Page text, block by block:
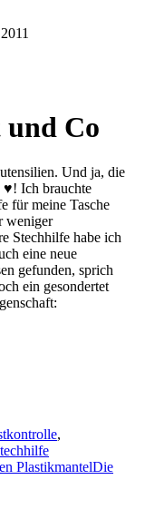
Co
Und ja, die
Ich brauchte
für meine Tasche
weniger
Stechhilfe habe ich
eine neue
gefunden, sprich
ein gesondertet
,
PlastikmantelDie